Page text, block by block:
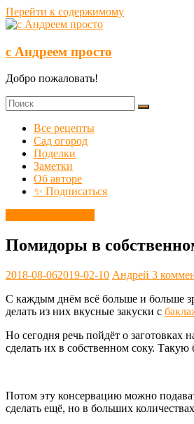
Перейти к содержимому
с Андреем просто
Добро пожаловать!
Все рецепты
Сад огород
Поделки
Заметки
Об авторе
✨ Подписаться
Помидоры в
2018-08-062019-02-10 Андрей 3
С каждым днём всё больше и больше
делать из них вкусные закуски с
Но сегодня речь пойдёт о
сделать их в собственном соку.
Потом эту консервацию можно
сделать ещё, но в больших